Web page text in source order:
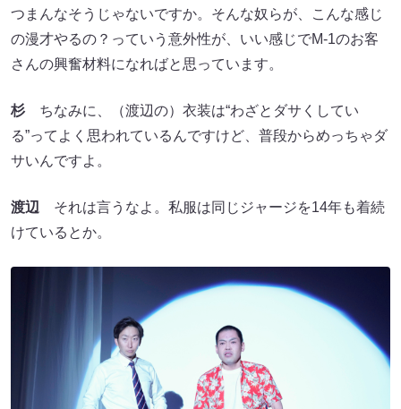
つまんなそうじゃないですか。そんな奴らが、こんな感じ
の漫才やるの？っていう意外性が、いい感じでM-1のお客
さんの興奮材料になればと思っています。
杉 ちなみに、（渡辺の）衣装は“わざとダサくしてい
る”ってよく思われているんですけど、普段からめっちゃダ
サいんですよ。
渡辺 それは言うなよ。私服は同じジャージを14年も着続
けているとか。